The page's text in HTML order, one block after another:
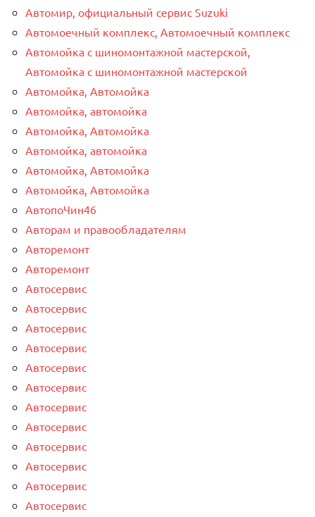
Автомир, официальный сервис Suzuki
Автомоечный комплекс, Автомоечный комплекс
Автомойка с шиномонтажной мастерской,
Автомойка с шиномонтажной мастерской
Автомойка, Автомойка
Автомойка, автомойка
Автомойка, Автомойка
Автомойка, автомойка
Автомойка, Автомойка
Автомойка, Автомойка
АвтопоЧин46
Авторам и правообладателям
Авторемонт
Авторемонт
Автосервис
Автосервис
Автосервис
Автосервис
Автосервис
Автосервис
Автосервис
Автосервис
Автосервис
Автосервис
Автосервис
Автосервис